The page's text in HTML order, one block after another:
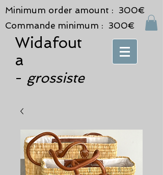
Minimum order amount : 300€
Commande minimum : 300€
Widafout
a
- grossiste